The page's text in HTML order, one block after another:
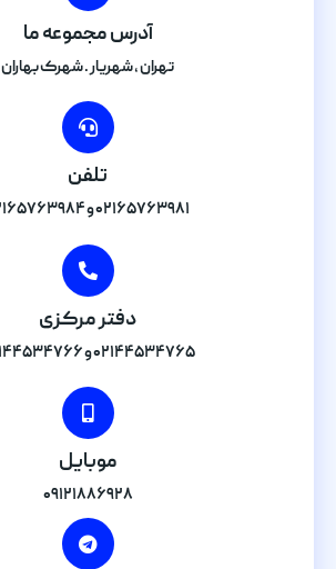
آدرس مجموعه ما
تهران , شهریار . شهرک بهاران
تلفن
۰۲۱۶۵۷۶۳۹۸۱ و ۰۲۱۶۵۷۶۳۹۸۴
دفتر مرکزی
۰۲۱۴۴۵۳۴۷۶۵ و ۰۲۱۴۴۵۳۴۷۶۶
موبایل
۰۹۱۲۱۸۸۶۹۲۸